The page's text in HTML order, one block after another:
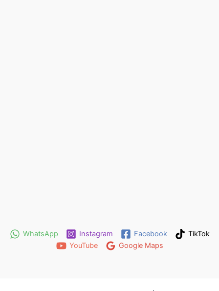
WhatsApp Instagram Facebook
TikTok
YouTube
Google Maps